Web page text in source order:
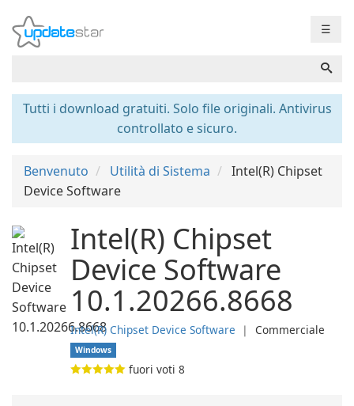
☰
Tutti i download gratuiti. Solo file originali. Antivirus
controllato e sicuro.
Benvenuto Utilità di Sistema
Intel(R) Chipset
Device Software
Intel(R) Chipset
Device Software
10.1.20266.8668
Intel(R) Chipset Device Software ❘ Commerciale
Windows
fuori voti 8